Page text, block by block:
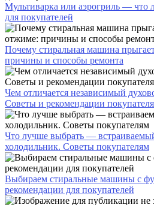
Мультиварка или аэрогриль — что
для покупателей
Почему стиральная машина
причины и способы ремонта
Чем отличается независимый
Советы и рекомендации
Что лучше выбрать —
холодильник. Советы покупателям
Выбираем стиральные машины с
рекомендации для покупателей